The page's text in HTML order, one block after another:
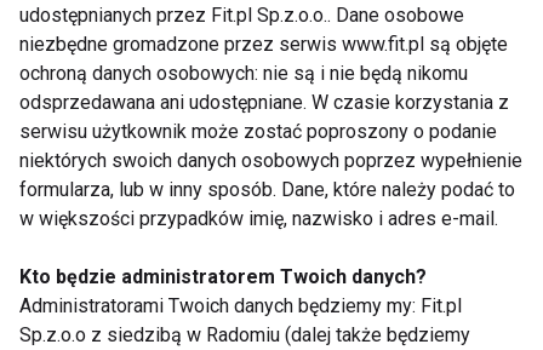
Placki dyniowe z dodatkiem twarogu
Pieczona dynia z rozmarynem i
czosnkiem jako zdrowy dodatek do
obiadu
Orzechy włoskie – bogactwo zdrowych
tłuszczów
Orzechy włoskie to prawdziwa skarbnica zdrowych
tłuszczów, w tym kwasów omega-3, które wspierają
pracę mózgu, serca oraz działają przeciwzapalnie.
udostępnianych przez Fit.pl Sp.z.o.o.. Dane osobowe
niezbędne gromadzone przez serwis www.fit.pl są objęte
ochroną danych osobowych: nie są i nie będą nikomu
odsprzedawana ani udostępniane. W czasie korzystania z
serwisu użytkownik może zostać poproszony o podanie
niektórych swoich danych osobowych poprzez wypełnienie
formularza, lub w inny sposób. Dane, które należy podać to
w większości przypadków imię, nazwisko i adres e-mail.
Kto będzie administratorem Twoich danych?
Administratorami Twoich danych będziemy my: Fit.pl
Sp.z.o.o z siedzibą w Radomiu (dalej także będziemy